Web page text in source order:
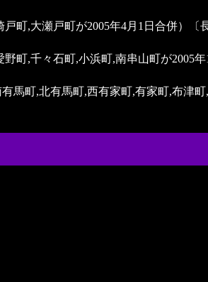
戸町,大瀬戸町が2005年4月1日合併）〔
野町,千々石町,小浜町,南串山町が2005
有馬町,北有馬町,西有家町,有家町,布津